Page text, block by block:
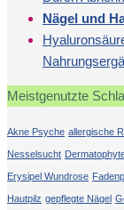
Nägel und
Meistgenutzte
Akne Psyche allergische
Nesselsucht
Erysipel Wundrose
Hautpilz gepflegte Nägel